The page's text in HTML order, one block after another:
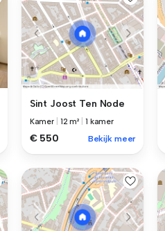
Sint Joost Ten Node
Kamer 12 m² 1 kamer
€ 550 Bekijk meer